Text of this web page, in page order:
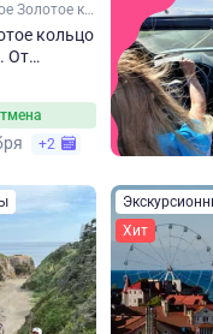
Золотое кольцо, Малое Золотое кольцо, Ярославская область, Ивановская область, Костромская область, Владимирская область, Московская область
кольцо
От
+2
Хит